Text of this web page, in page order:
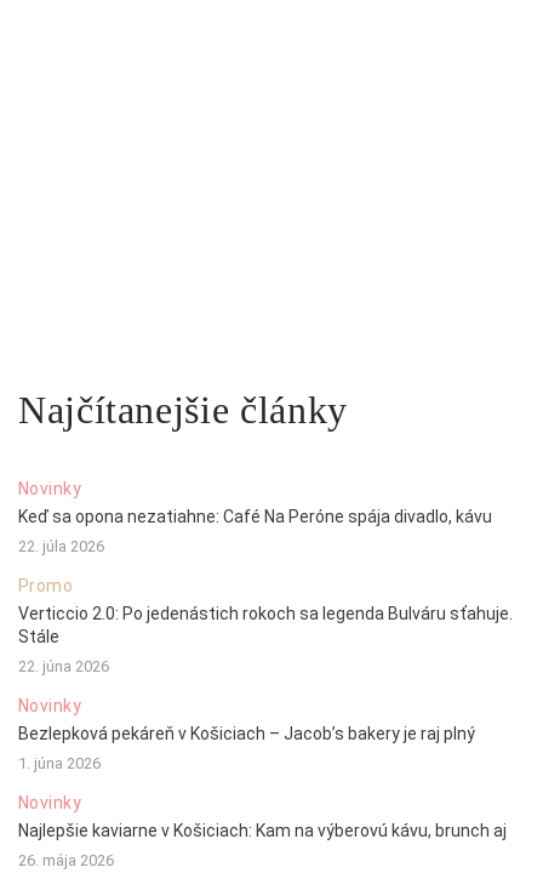
Najčítanejšie články
Novinky
Keď sa opona nezatiahne: Café Na Peróne spája divadlo, kávu
22. júla 2026
Promo
Verticcio 2.0: Po jedenástich rokoch sa legenda Bulváru sťahuje.
Stále
22. júna 2026
Novinky
Bezlepková pekáreň v Košiciach – Jacob’s bakery je raj plný
1. júna 2026
Novinky
Najlepšie kaviarne v Košiciach: Kam na výberovú kávu, brunch aj
26. mája 2026